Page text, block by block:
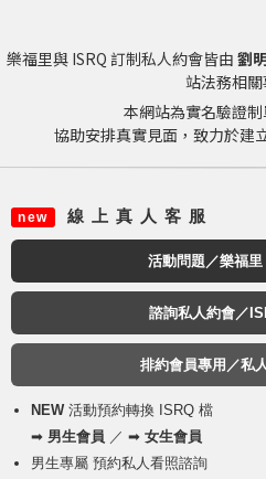
樂福里與 ISRQ 訂制私人約會皆由 劉
站法務相關
本網站為實名驗證制
協助安排真實見面，致力於建
new 線 上 真 人 客 服
活動問題／樂福
諮詢私人約會／
排約會員專用／私
NEW活動預約轉換 ISRQ 檔
➡ 男生會員 ／ ➡ 女生會員
男生專屬 預約私人看照諮詢